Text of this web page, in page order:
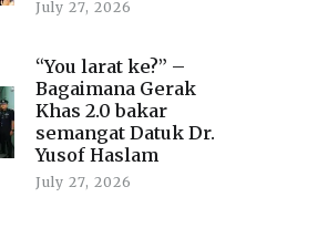
July 27, 2026
“You larat ke?” –
Bagaimana Gerak
Khas 2.0 bakar
semangat Datuk Dr.
Yusof Haslam
July 27, 2026